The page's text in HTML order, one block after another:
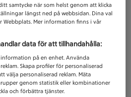
samtycke när som helst genom att klicka
längst ned på webbsidan. Dina val
Webbplats. Mer information finns i vår
data för att tillhandahålla:
på en enhet. Använda
Skapa profiler för personaliserad
välja personaliserad reklam. Mäta
genom statistik eller kombinationer
och förbättra tjänster.